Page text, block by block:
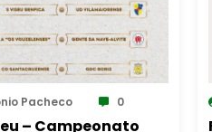
Pacheco 0
de Algodres –